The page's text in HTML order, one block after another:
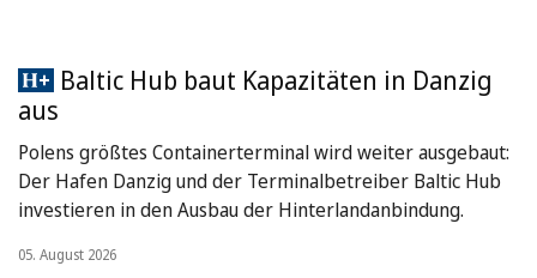
Baltic Hub baut Kapazitäten in Danzig
aus
Polens größtes Containerterminal wird weiter ausgebaut:
Der Hafen Danzig und der Terminalbetreiber Baltic Hub
investieren in den Ausbau der Hinterlandanbindung.
05. August 2026